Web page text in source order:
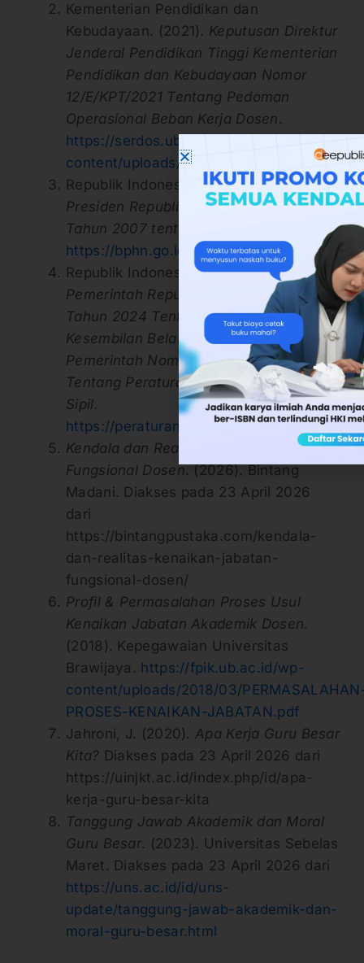
Kementerian Pendidikan dan
Kebudayaan. (2021). Keputusan Direktur
Jenderal Pendidikan Tinggi Kementerian
Pendidikan dan Kebudayaan Nomor
12/E/KPT/2021 Tentang Pedoman
Operasional Beban Kerja Dosen .
https://serdos.ub.ac.id/wp-
content/uploads/2021/07/PO-BKD.pdf
Republik Indonesia. (2007). Peraturan
Presiden Republik Indonesia Nomor 65
Tahun 2007 tentang Tunjangan Dosen
.
https://bphn.go.id/data/documents/
Republik Indonesia. (2024).Peraturan
Pemerintah Republik Indonesia Nomor 5
Tahun 2024 Tentang Perubahan
Kesembilan Belas atas Peraturan
Pemerintah Nomor 7 Tahun 1977
Tentang Peraturan Gaji Pegawai Negeri
Sipil.
https://peraturan.bpk.go.id/Download/
Kendala dan Realitas Kenaikan Jabatan
Fungsional Dosen. (2026). Bintang
Madani. Diakses pada 23 April 2026
dari
https://bintangpustaka.com/kendala-
dan-realitas-kenaikan-jabatan-
fungsional-dosen/
Profil & Permasalahan Proses Usul
Kenaikan Jabatan Akademik Dosen.
(2018). Kepegawaian Universitas
Brawijaya. https://fpik.ub.ac.id/wp-
content/uploads/2018/03/
PROSES-KENAIKAN-JABATAN.pdf
Jahroni, J. (2020). Apa Kerja Guru Besar
Kita? Diakses pada 23 April 2026 dari
https://uinjkt.ac.id/index.php/id/apa-
kerja-guru-besar-kita
Tanggung Jawab Akademik dan Moral
Guru Besar. (2023). Universitas Sebelas
Maret. Diakses pada 23 April 2026 dari
https://uns.ac.id/id/uns-
update/tanggung-jawab-akademik-dan-
moral-guru-besar.html